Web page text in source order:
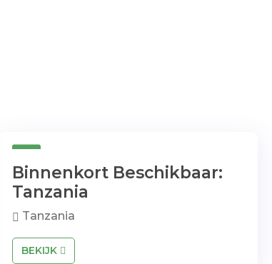
Binnenkort Beschikbaar:
Tanzania
Tanzania
BEKIJK